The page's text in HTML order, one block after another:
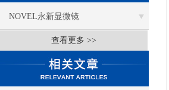
NOVEL永新显微镜
查看更多 >>